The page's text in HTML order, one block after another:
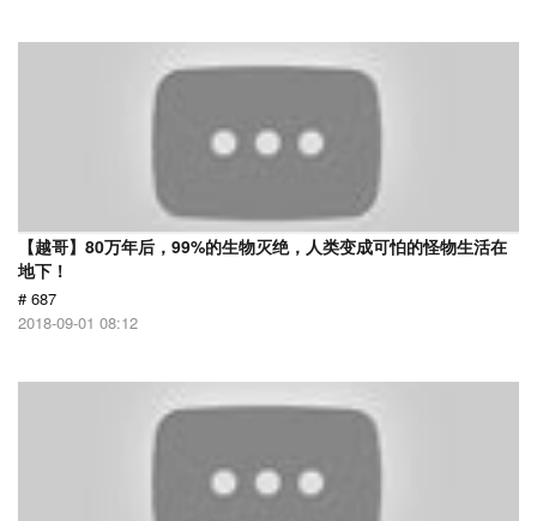
【越哥】80万年后，99%的生物灭绝，人类变成可怕的怪物生活在
地下！
# 687
2018-09-01 08:12